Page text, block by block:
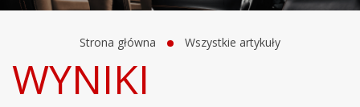
Strona główna Wszystkie artykuły
WYNIKI